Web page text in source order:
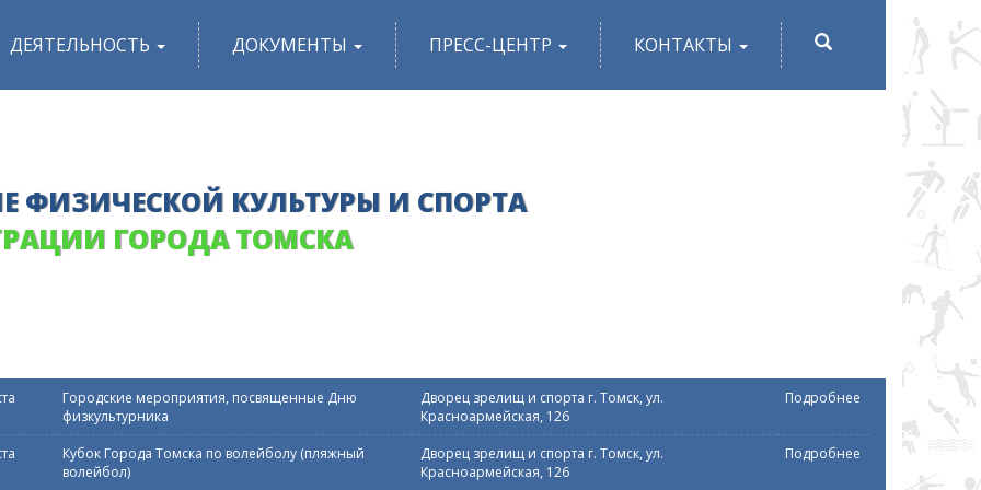
ДЕЯТЕЛЬНОСТЬ ДОКУМЕНТЫ ПРЕСС-ЦЕНТР КОНТАКТЫ
ФИЗИЧЕСКОЙ КУЛЬТУРЫ И СПОРТА
ГОРОДА ТОМСКА
Городские мероприятия, посвященные Дню
физкультурника
Дворец зрелищ и спорта г. Томск, ул.
Красноармейская, 126
Подробнее
Кубок Города Томска по волейболу (пляжный
волейбол)
Дворец зрелищ и спорта г. Томск, ул.
Красноармейская, 126
Подробнее